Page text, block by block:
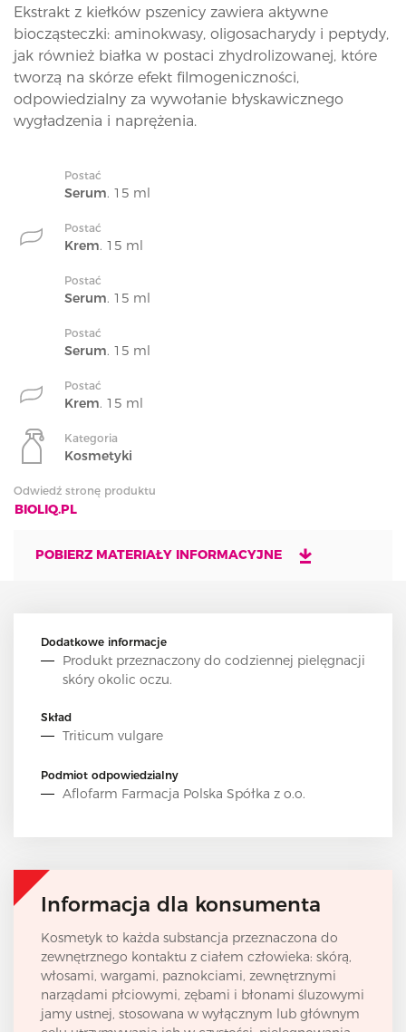
Ekstrakt z kiełków pszenicy zawiera aktywne
biocząsteczki: aminokwasy, oligosacharydy i peptydy,
jak również białka w postaci zhydrolizowanej, które
tworzą na skórze efekt filmogeniczności,
odpowiedzialny za wywołanie błyskawicznego
wygładzenia i naprężenia.
Postać
Serum. 15 ml
Postać
Krem. 15 ml
Postać
Serum. 15 ml
Postać
Serum. 15 ml
Postać
Krem. 15 ml
Kategoria
Kosmetyki
Odwiedź stronę produktu
BIOLIQ.PL
POBIERZ MATERIAŁY INFORMACYJNE
Dodatkowe informacje
Produkt przeznaczony do codziennej pielęgnacji
skóry okolic oczu.
Skład
Triticum vulgare
Podmiot odpowiedzialny
Aflofarm Farmacja Polska Spółka z o.o.
Informacja dla konsumenta
Kosmetyk to każda substancja przeznaczona do
zewnętrznego kontaktu z ciałem człowieka: skórą,
włosami, wargami, paznokciami, zewnętrznymi
narządami płciowymi, zębami i błonami śluzowymi
jamy ustnej, stosowana w wyłącznym lub głównym